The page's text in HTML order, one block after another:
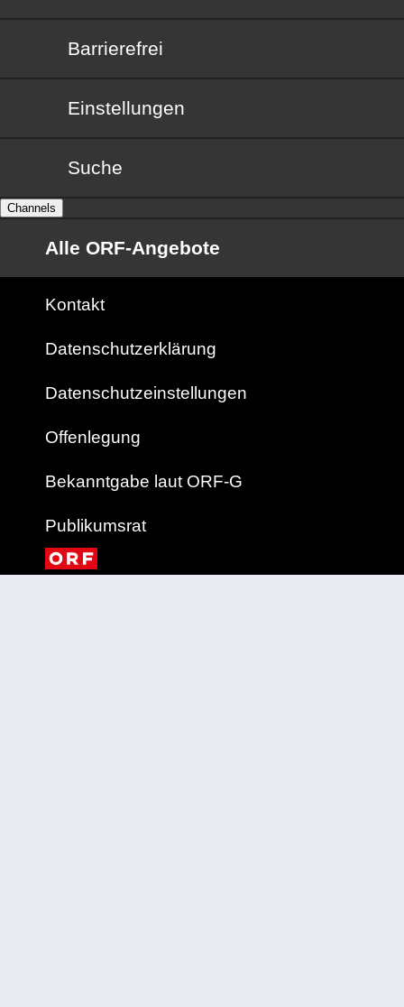
Barrierefrei
Barrierefrei
Einstellungen
Suche
Channels
Alle ORF-Angebote
Kontakt
Datenschutzerklärung
Datenschutzeinstellungen
Offenlegung
Bekanntgabe laut ORF-G
Publikumsrat